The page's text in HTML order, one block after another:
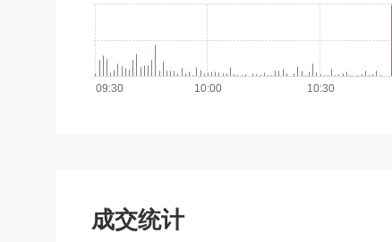
09:30 10:00 10:30
成交统计